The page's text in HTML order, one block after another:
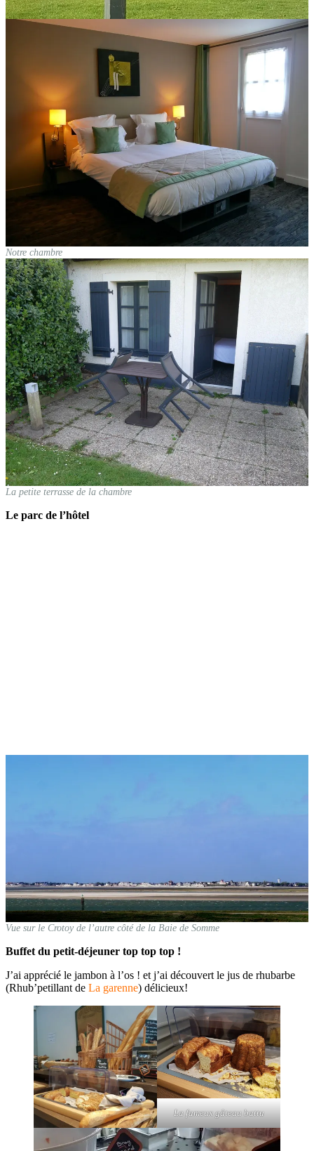
Notre chambre
La petite terrasse de la chambre
Le parc de l’hôtel
Vue sur le Crotoy de l’autre côté de la Baie de Somme
Buffet du petit-déjeuner top top top !
J’ai apprécié le jambon à l’os ! et j’ai découvert le jus de rhubarbe
(Rhub’petillant de La garenne) délicieux!
La fameux gâteau battu